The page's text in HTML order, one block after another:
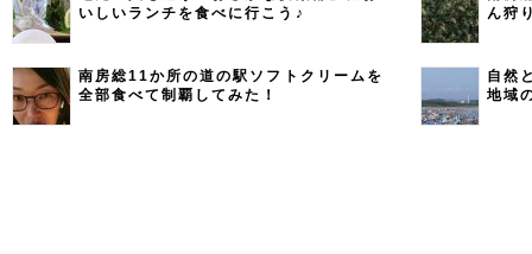
いしいランチを食べに行こう♪
ん狩
南房総11か所の道の駅ソフトクリームを
全部食べて制覇してみた！
自然
地域